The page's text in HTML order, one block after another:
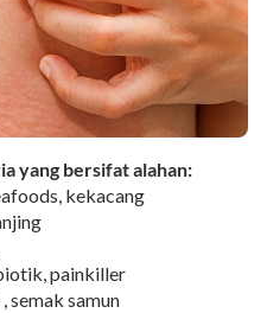
yang bersifat alahan:
kekacang
painkiller
semak samun